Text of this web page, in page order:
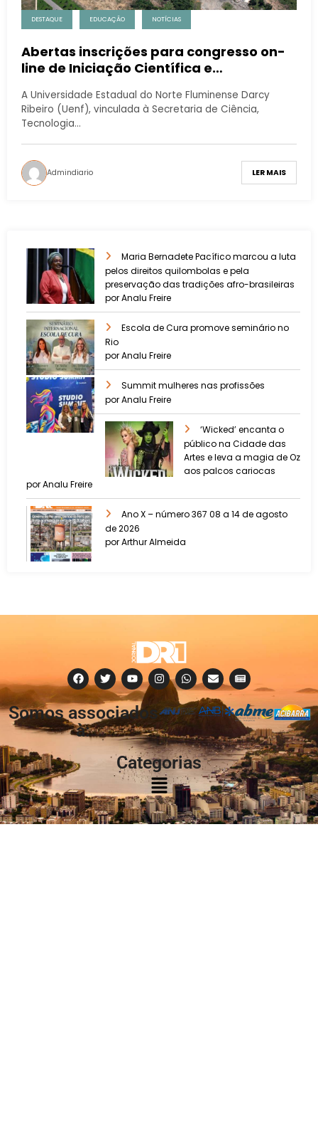
DESTAQUE EDUCAÇÃO NOTÍCIAS
Abertas inscrições para congresso on-
line de Iniciação Científica e
A Universidade Estadual do Norte Fluminense Darcy
Ribeiro (Uenf), vinculada à Secretaria de Ciência,
Tecnologia…
Admindiario LER MAIS
Maria Bernadete Pacífico marcou a luta
pelos direitos quilombolas e pela
preservação das tradições afro-brasileiras
por Analu Freire
Escola de Cura promove seminário no
Rio
por Analu Freire
Summit mulheres nas profissões
por Analu Freire
‘Wicked’ encanta o
público na Cidade das
Artes e leva a magia de Oz
aos palcos cariocas
por Analu Freire
Ano X – número 367 08 a 14 de agosto
de 2026
por Arthur Almeida
Somos associados
à:
Categorias